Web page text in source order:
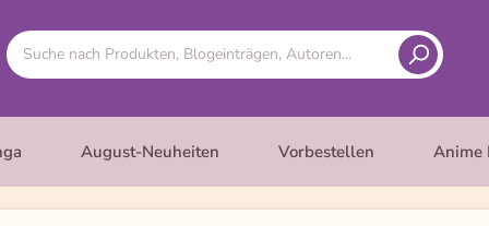
August-Neuheiten Vorbestellen Anime